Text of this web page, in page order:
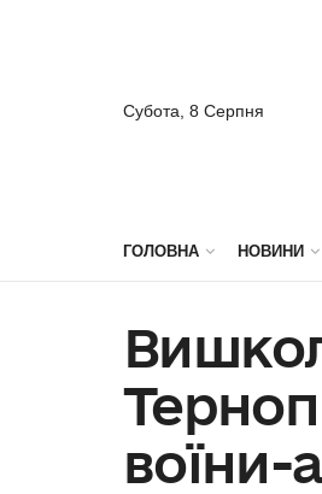
Субота, 8 Серпня
ГОЛОВНА НОВИНИ
воїни-